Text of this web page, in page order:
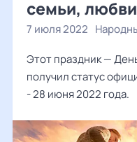
семьи,
7 июля 2022
Этот праздник —
получил статус
- 28 июня 2022 года.